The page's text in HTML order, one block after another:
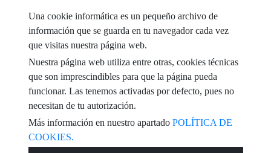
mensaje
Captcha
Una cookie informática es un pequeño archivo de
información que se guarda en tu navegador cada vez
que visitas nuestra página web.
Nuestra página web utiliza entre otras, cookies técnicas
que son imprescindibles para que la página pueda
funcionar. Las tenemos activadas por defecto, pues no
necesitan de tu autorización.
Más información en nuestro apartado POLÍTICA DE
COOKIES.